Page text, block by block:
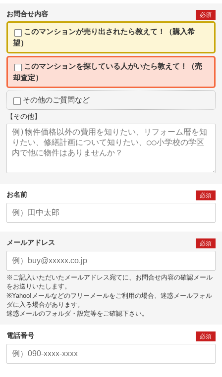
お問合せ内容 必須
このマンションが売り出されたら教えて！（購入希
望）
このマンションを探している人がいたら教えて！（売
却査定）
その他のご質問など
【その他】
お名前 必須
メールアドレス 必須
※ご記入いただいたメールアドレス宛てに、お問合せ内容の確認メール
をお送りいたします。
※Yahoo!メールなどのフリーメールをご利用の場合、迷惑メールフォル
ダに入る場合があります。
迷惑メールのフォルダ・設定等をご確認下さい。
電話番号 必須